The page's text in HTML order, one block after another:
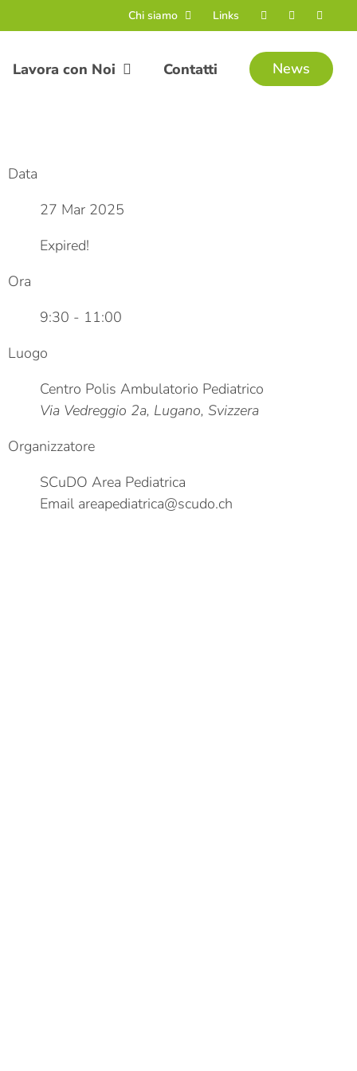
Chi siamo Links
Lavora con Noi Contatti News
Data
27 Mar 2025
Expired!
Ora
9:30 - 11:00
Luogo
Centro Polis Ambulatorio Pediatrico
Via Vedreggio 2a, Lugano, Svizzera
Organizzatore
SCuDO Area Pediatrica
Email areapediatrica@scudo.ch